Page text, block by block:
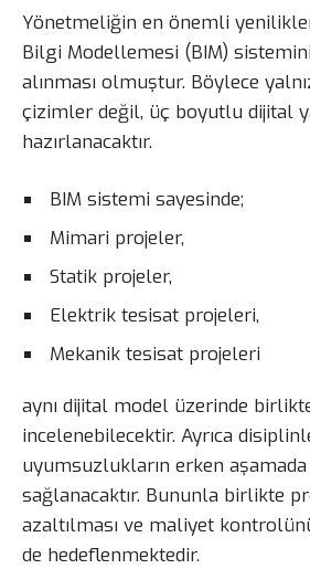
Yönetmeliğin en önemli
Bilgi Modellemesi (BIM)
alınması olmuştur. Böylece
çizimler değil, üç boyutlu dijital
hazırlanacaktır.
BIM sistemi sayesinde;
Mimari projeler,
Statik projeler,
Elektrik tesisat projeleri,
Mekanik tesisat projeleri
aynı dijital model üzerinde
incelenebilecektir. Ayrıca
uyumsuzlukların erken
sağlanacaktır. Bununla birlikte
azaltılması ve maliyet
de hedeflenmektedir.